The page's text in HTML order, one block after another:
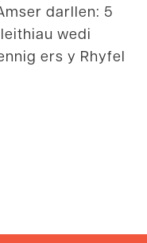
darllen: 5
wedi
ers y Rhyfel